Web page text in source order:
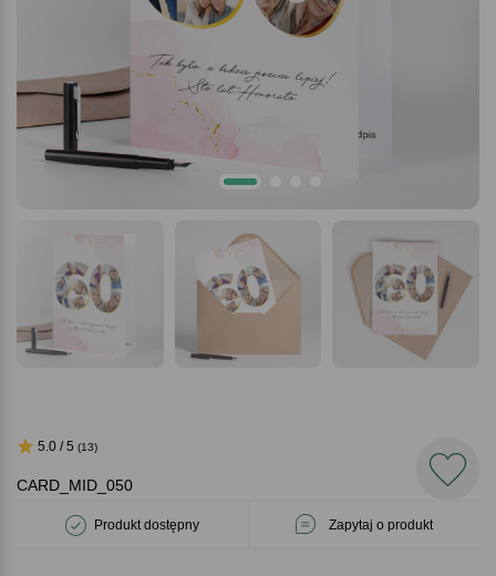
CARD_MID_050
Produkt dostępny Zapytaj o produkt
5.0 / 5 (13)